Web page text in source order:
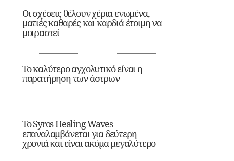
Οι σχέσεις θέλουν χέρια ενωμένα,
ματιές καθαρές και καρδιά έτοιμη να
μοιραστεί
Το καλύτερο αγχολυτικό είναι η
παρατήρηση των άστρων
Το Syros Healing Waves
επαναλαμβάνεται για δεύτερη
χρονιά και είναι ακόμα μεγαλύτερο